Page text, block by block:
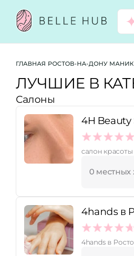
Город:
Категории:
Услуги:
Стоимость услуг:
Принимает сертификаты
ГЛАВНАЯ РОСТОВ-НА-ДОНУ
ЛУЧШИЕ В
Салоны
4H Beauty
салон красоты
0 местных
4hands в
4hands в